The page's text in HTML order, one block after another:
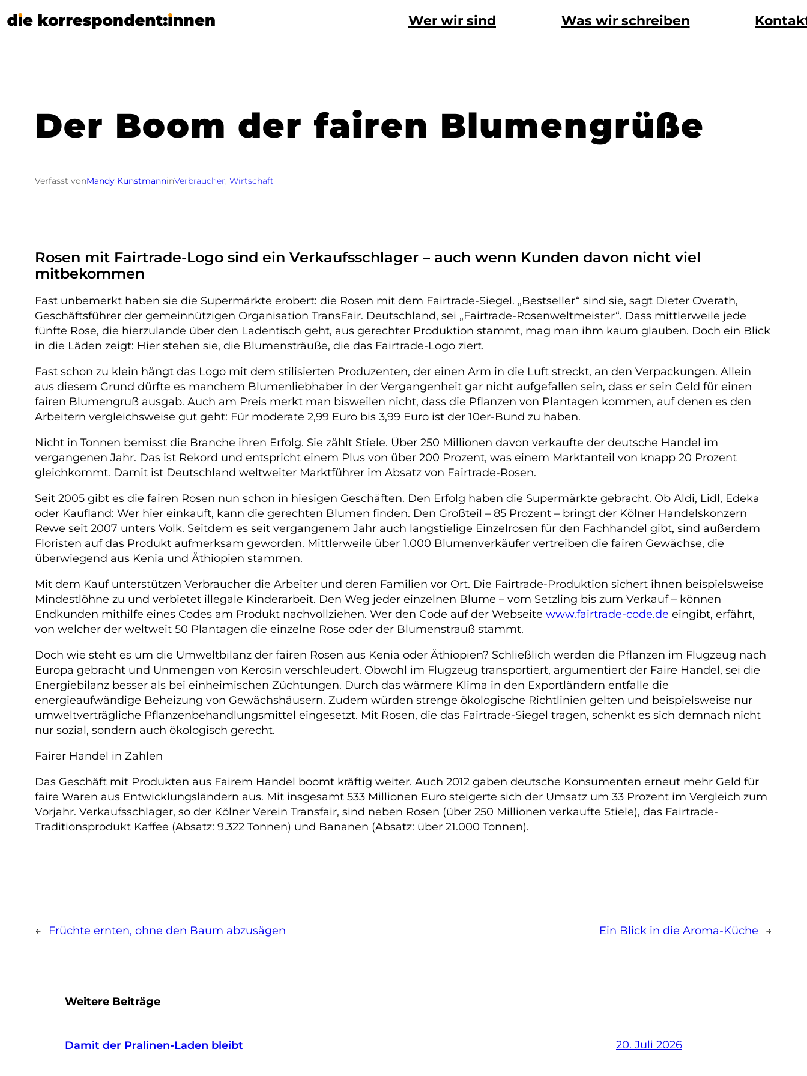
Wer wir sind Was wir schreiben
Der Boom der fairen Blumengrüße
Verfasst vonMandy KunstmanninVerbraucher, Wirtschaft
Rosen mit Fairtrade-Logo sind ein Verkaufsschlager – auch wenn Kunden davon nicht viel
mitbekommen
Fast unbemerkt haben sie die Supermärkte erobert: die Rosen mit dem Fairtrade-Siegel. „Bestseller“ sind sie, sagt Dieter Overath,
Geschäftsführer der gemeinnützigen Organisation TransFair. Deutschland, sei „Fairtrade-Rosenweltmeister“. Dass mittlerweile jede
fünfte Rose, die hierzulande über den Ladentisch geht, aus gerechter Produktion stammt, mag man ihm kaum glauben. Doch ein Blick
in die Läden zeigt: Hier stehen sie, die Blumensträuße, die das Fairtrade-Logo ziert.
Fast schon zu klein hängt das Logo mit dem stilisierten Produzenten, der einen Arm in die Luft streckt, an den Verpackungen. Allein
aus diesem Grund dürfte es manchem Blumenliebhaber in der Vergangenheit gar nicht aufgefallen sein, dass er sein Geld für einen
fairen Blumengruß ausgab. Auch am Preis merkt man bisweilen nicht, dass die Pflanzen von Plantagen kommen, auf denen es den
Arbeitern vergleichsweise gut geht: Für moderate 2,99 Euro bis 3,99 Euro ist der 10er-Bund zu haben.
Nicht in Tonnen bemisst die Branche ihren Erfolg. Sie zählt Stiele. Über 250 Millionen davon verkaufte der deutsche Handel im
vergangenen Jahr. Das ist Rekord und entspricht einem Plus von über 200 Prozent, was einem Marktanteil von knapp 20 Prozent
gleichkommt. Damit ist Deutschland weltweiter Marktführer im Absatz von Fairtrade-Rosen.
Seit 2005 gibt es die fairen Rosen nun schon in hiesigen Geschäften. Den Erfolg haben die Supermärkte gebracht. Ob Aldi, Lidl, Edeka
oder Kaufland: Wer hier einkauft, kann die gerechten Blumen finden. Den Großteil – 85 Prozent – bringt der Kölner Handelskonzern
Rewe seit 2007 unters Volk. Seitdem es seit vergangenem Jahr auch langstielige Einzelrosen für den Fachhandel gibt, sind außerdem
Floristen auf das Produkt aufmerksam geworden. Mittlerweile über 1.000 Blumenverkäufer vertreiben die fairen Gewächse, die
überwiegend aus Kenia und Äthiopien stammen.
Mit dem Kauf unterstützen Verbraucher die Arbeiter und deren Familien vor Ort. Die Fairtrade-Produktion sichert ihnen beispielsweise
Mindestlöhne zu und verbietet illegale Kinderarbeit. Den Weg jeder einzelnen Blume – vom Setzling bis zum Verkauf – können
Endkunden mithilfe eines Codes am Produkt nachvollziehen. Wer den Code auf der Webseite www.fairtrade-code.de eingibt, erfährt,
von welcher der weltweit 50 Plantagen die einzelne Rose oder der Blumenstrauß stammt.
Doch wie steht es um die Umweltbilanz der fairen Rosen aus Kenia oder Äthiopien? Schließlich werden die Pflanzen im Flugzeug nach
Europa gebracht und Unmengen von Kerosin verschleudert. Obwohl im Flugzeug transportiert, argumentiert der Faire Handel, sei die
Energiebilanz besser als bei einheimischen Züchtungen. Durch das wärmere Klima in den Exportländern entfalle die
energieaufwändige Beheizung von Gewächshäusern. Zudem würden strenge ökologische Richtlinien gelten und beispielsweise nur
umweltverträgliche Pflanzenbehandlungsmittel eingesetzt. Mit Rosen, die das Fairtrade-Siegel tragen, schenkt es sich demnach nicht
nur sozial, sondern auch ökologisch gerecht.
Fairer Handel in Zahlen
Das Geschäft mit Produkten aus Fairem Handel boomt kräftig weiter. Auch 2012 gaben deutsche Konsumenten erneut mehr Geld für
faire Waren aus Entwicklungsländern aus. Mit insgesamt 533 Millionen Euro steigerte sich der Umsatz um 33 Prozent im Vergleich zum
Vorjahr. Verkaufsschlager, so der Kölner Verein Transfair, sind neben Rosen (über 250 Millionen verkaufte Stiele), das Fairtrade-
Traditionsprodukt Kaffee (Absatz: 9.322 Tonnen) und Bananen (Absatz: über 21.000 Tonnen).
← Früchte ernten, ohne den Baum abzusägen Ein Blick in die Aroma-Küche →
Weitere Beiträge
Damit der Pralinen-Laden bleibt 20. Juli 2026